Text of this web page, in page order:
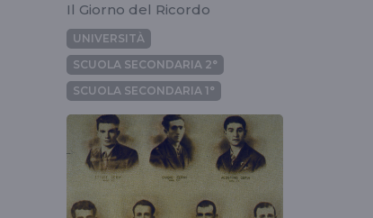
Il Giorno del Ricordo
UNIVERSITÀ
SCUOLA SECONDARIA 2°
SCUOLA SECONDARIA 1°